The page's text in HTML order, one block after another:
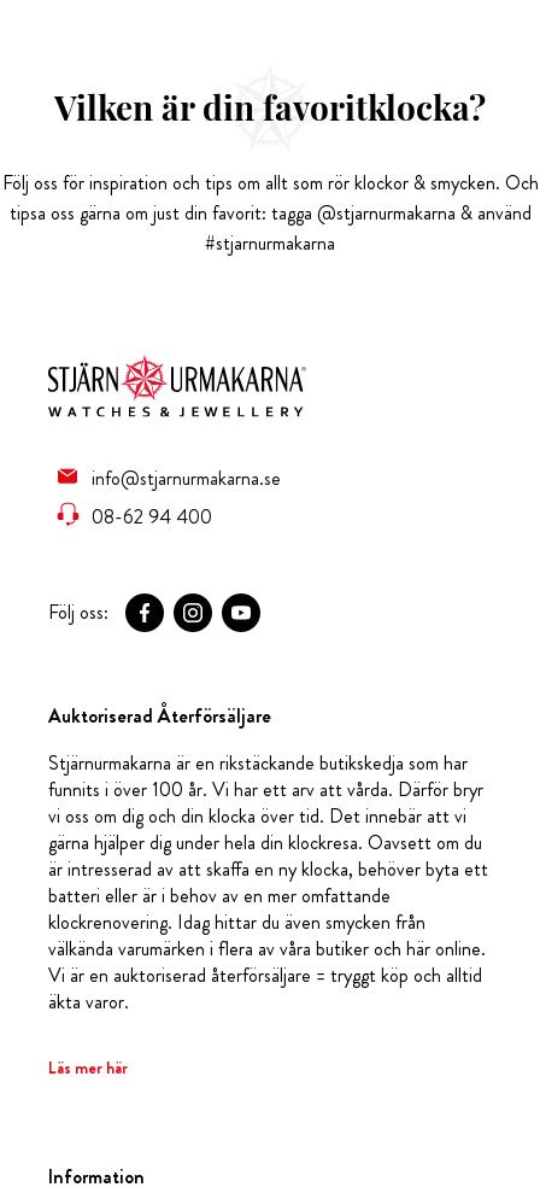
Vilken är din favoritklocka?
Följ oss för inspiration och tips om allt som rör klockor & smycken. Och
tipsa oss gärna om just din favorit: tagga @stjarnurmakarna & använd
#stjarnurmakarna
info@stjarnurmakarna.se
08-62 94 400
Följ oss:
Auktoriserad Återförsäljare
Stjärnurmakarna är en rikstäckande butikskedja som har
funnits i över 100 år. Vi har ett arv att vårda. Därför bryr
vi oss om dig och din klocka över tid. Det innebär att vi
gärna hjälper dig under hela din klockresa. Oavsett om du
är intresserad av att skaffa en ny klocka, behöver byta ett
batteri eller är i behov av en mer omfattande
klockrenovering. Idag hittar du även smycken från
välkända varumärken i flera av våra butiker och här online.
Vi är en auktoriserad återförsäljare = tryggt köp och alltid
äkta varor.
Läs mer här
Information